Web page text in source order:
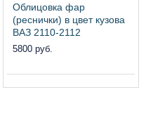
Облицовка фар
(реснички) в цвет кузова
ВАЗ 2110-2112
5800 руб.